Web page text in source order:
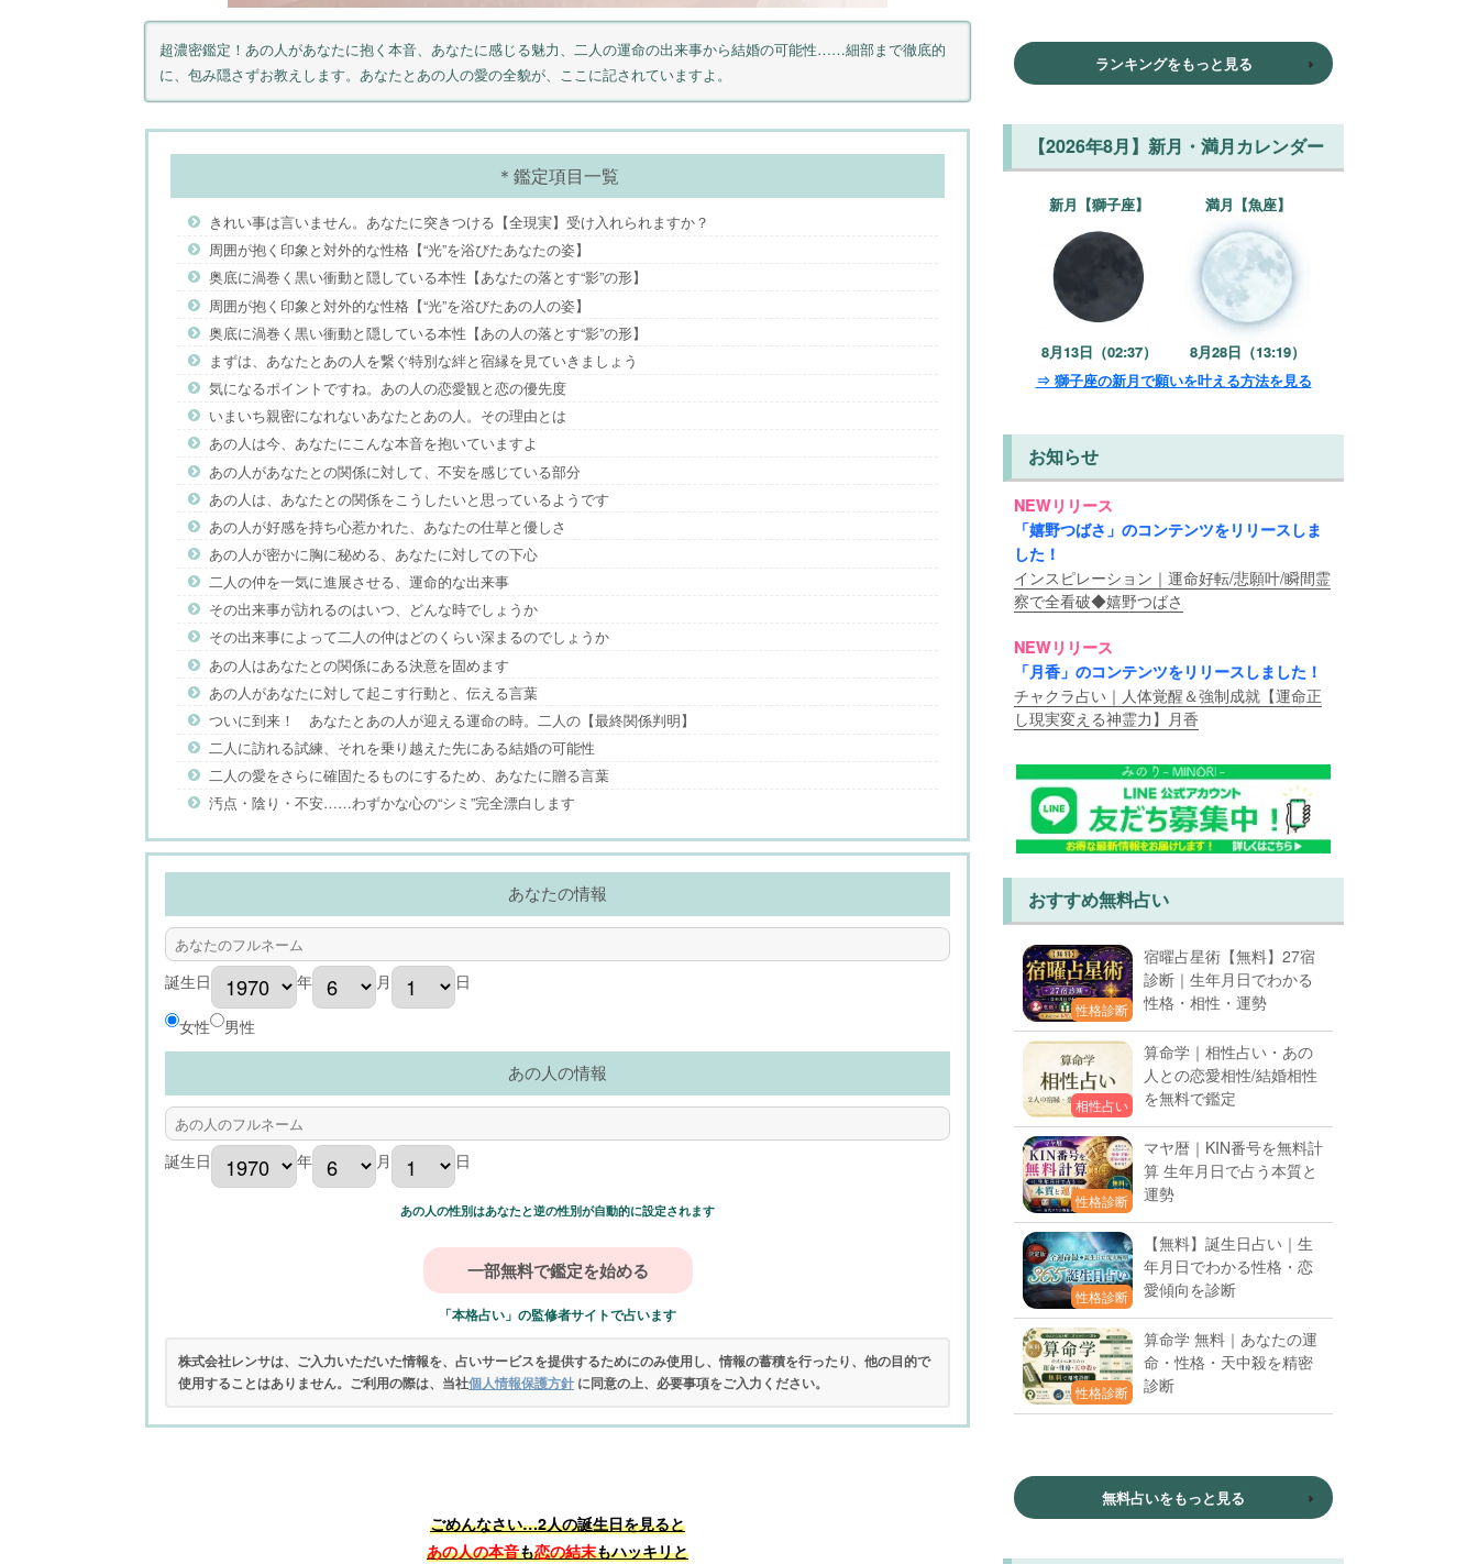
超濃密鑑定！あの人があなたに抱く本音、あなたに感じる魅力、二人の運命の出来事から結婚の可能性……細部まで徹底的
に、包み隠さずお教えします。あなたとあの人の愛の全貌が、ここに記されていますよ。
＊鑑定項目一覧
きれい事は言いません。あなたに突きつける【全現実】受け入れられますか？
周囲が抱く印象と対外的な性格【“光”を浴びたあなたの姿】
奥底に渦巻く黒い衝動と隠している本性【あなたの落とす“影”の形】
周囲が抱く印象と対外的な性格【“光”を浴びたあの人の姿】
奥底に渦巻く黒い衝動と隠している本性【あの人の落とす“影”の形】
まずは、あなたとあの人を繋ぐ特別な絆と宿縁を見ていきましょう
気になるポイントですね。あの人の恋愛観と恋の優先度
いまいち親密になれないあなたとあの人。その理由とは
あの人は今、あなたにこんな本音を抱いていますよ
あの人があなたとの関係に対して、不安を感じている部分
あの人は、あなたとの関係をこうしたいと思っているようです
あの人が好感を持ち心惹かれた、あなたの仕草と優しさ
あの人が密かに胸に秘める、あなたに対しての下心
二人の仲を一気に進展させる、運命的な出来事
その出来事が訪れるのはいつ、どんな時でしょうか
その出来事によって二人の仲はどのくらい深まるのでしょうか
あの人はあなたとの関係にある決意を固めます
あの人があなたに対して起こす行動と、伝える言葉
ついに到来！ あなたとあの人が迎える運命の時。二人の【最終関係判明】
二人に訪れる試練、それを乗り越えた先にある結婚の可能性
二人の愛をさらに確固たるものにするため、あなたに贈る言葉
汚点・陰り・不安……わずかな心の“シミ”完全漂白します
あなたの情報
誕生日 年 月 日
女性 男性
あの人の情報
誕生日 年 月 日
あの人の性別はあなたと逆の性別が自動的に設定されます
「本格占い」の監修者サイトで占います
株式会社レンサは、ご入力いただいた情報を、占いサービスを提供するためにのみ使用し、情報の蓄積を行ったり、他の目的で
使用することはありません。ご利用の際は、当社個人情報保護方針 に同意の上、必要事項をご入力ください。
ごめんなさい…2人の誕生日を見ると
あの人の本音も恋の結末もハッキリと
ランキングをもっと見る
【2026年8月】新月・満月カレンダー
新月【獅子座】
8月13日（02:37）
満月【魚座】
8月28日（13:19）
⇒ 獅子座の新月で願いを叶える方法を見る
お知らせ
NEWリリース
「嬉野つばさ」のコンテンツをリリースしま
した！
インスピレーション｜運命好転/悲願叶/瞬間霊
察で全看破◆嬉野つばさ
NEWリリース
「月香」のコンテンツをリリースしました！
チャクラ占い｜人体覚醒＆強制成就【運命正
し現実変える神霊力】月香
おすすめ無料占い
性格診断
宿曜占星術【無料】27宿
診断｜生年月日でわかる
性格・相性・運勢
相性占い
算命学｜相性占い・あの
人との恋愛相性/結婚相性
を無料で鑑定
性格診断
マヤ暦｜KIN番号を無料計
算 生年月日で占う本質と
運勢
性格診断
【無料】誕生日占い｜生
年月日でわかる性格・恋
愛傾向を診断
性格診断
算命学 無料｜あなたの運
命・性格・天中殺を精密
診断
無料占いをもっと見る